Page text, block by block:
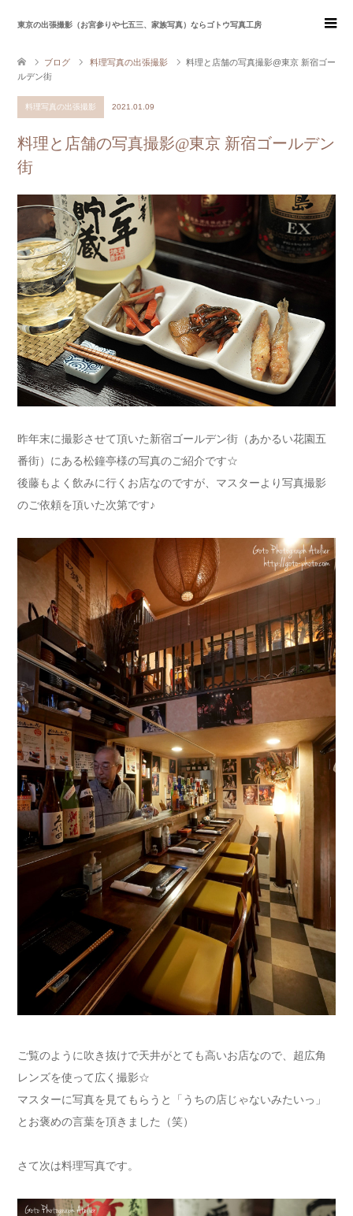
東京の出張撮影（お宮参りや七五三、家族写真）ならゴトウ写真工房
ブログ 料理写真の出張撮影
料理と店舗の写真撮影@東京 新宿ゴー
ルデン街
料理写真の出張撮影 2021.01.09
料理と店舗の写真撮影@東京 新宿ゴールデン
街
昨年末に撮影させて頂いた新宿ゴールデン街（あかるい花園五
番街）にある松鐘亭様の写真のご紹介です☆
後藤もよく飲みに行くお店なのですが、マスターより写真撮影
のご依頼を頂いた次第です♪
ご覧のように吹き抜けで天井がとても高いお店なので、超広角
レンズを使って広く撮影☆
マスターに写真を見てもらうと「うちの店じゃないみたいっ」
とお褒めの言葉を頂きました（笑）
さて次は料理写真です。